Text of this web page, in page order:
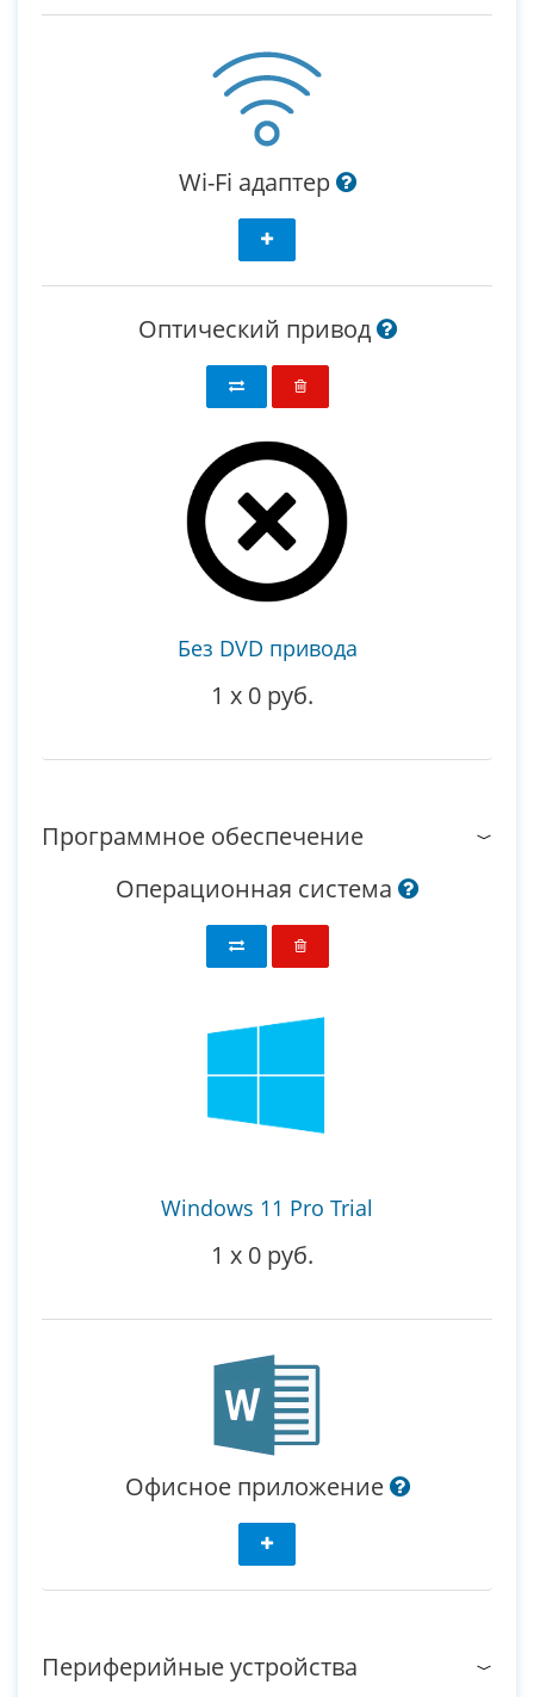
Wi-Fi адаптер
Оптический привод
Без DVD привода
1 x 0 руб.
Программное обеспечение
Операционная система
Windows 11 Pro Trial
1 x 0 руб.
Офисное приложение
Периферийные устройства